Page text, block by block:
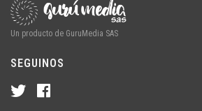
Un producto de GuruMedia SAS
SEGUINOS